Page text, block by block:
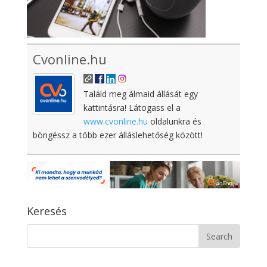
Cvonline.hu
Találd meg álmaid állását egy
kattintásra! Látogass el a
www.cvonline.hu oldalunkra és
böngéssz a több ezer álláslehetőség között!
Keresés